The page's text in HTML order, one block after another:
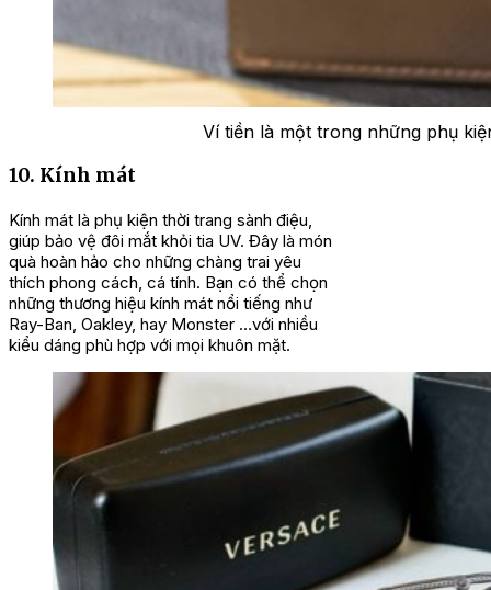
Ví tiền là một trong những phụ
10. Kính mát
Kính mát là phụ kiện thời trang sành điệu,
giúp bảo vệ đôi mắt khỏi tia UV. Đây là món
quà hoàn hảo cho những chàng trai yêu
thích phong cách, cá tính. Bạn có thể chọn
những thương hiệu kính mát nổi tiếng như
Ray-Ban, Oakley, hay Monster …với nhiều
kiểu dáng phù hợp với mọi khuôn mặt.